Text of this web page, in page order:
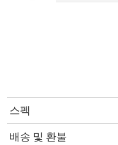
스펙
배송 및 환불